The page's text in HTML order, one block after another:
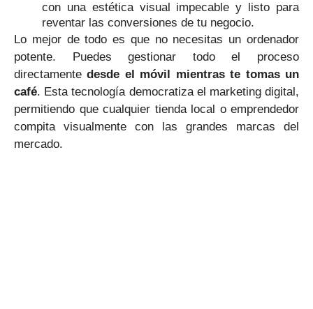
con una estética visual impecable y listo para
reventar las conversiones de tu negocio.
Lo mejor de todo es que no necesitas un ordenador
potente. Puedes gestionar todo el proceso
directamentedesde el móvil mientras te tomas un
café. Esta tecnología democratiza el marketing digital,
permitiendo que cualquier tienda local o emprendedor
compita visualmente con las grandes marcas del
mercado.